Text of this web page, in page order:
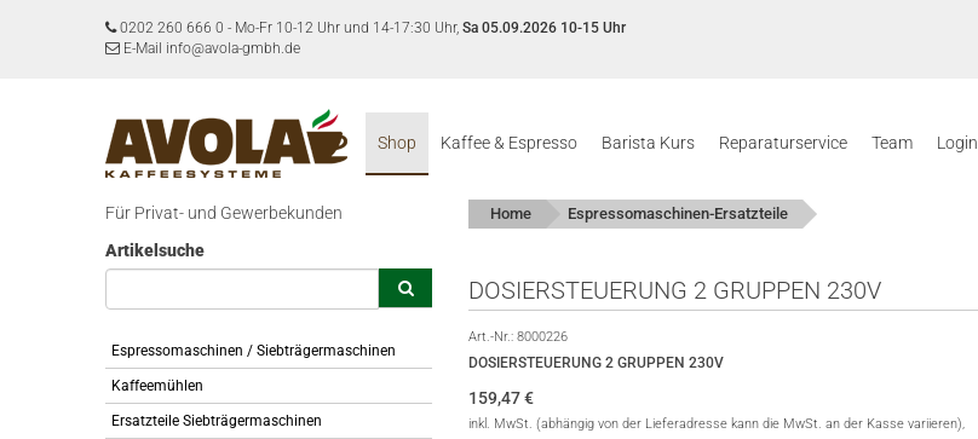
0202 260 666 0 - Mo-Fr 10-12 Uhr und 14-17:30 Uhr, Sa 05.09.2026 10-15 Uhr
E-Mail info@avola-gmbh.de
Shop Kaffee & Espresso Barista Kurs Reparaturservice Team Login
Für Privat- und Gewerbekunden
Artikelsuche
Espressomaschinen / Siebträgermaschinen
Kaffeemühlen
Ersatzteile Siebträgermaschinen
Home Espressomaschinen-Ersatzteile
DOSIERSTEUERUNG 2 GRUPPEN 230V
Art.-Nr.: 8000226
DOSIERSTEUERUNG 2 GRUPPEN 230V
159,47€
inkl. MwSt. (abhängig von der Lieferadresse kann die MwSt. an der Kasse variieren),